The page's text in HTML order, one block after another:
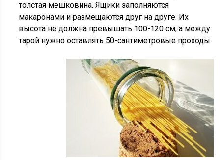
толстая мешковина. Ящики заполняются
макаронами и размещаются друг на друге. Их
высота не должна превышать 100-120 см, а между
тарой нужно оставлять 50-сантиметровые проходы.